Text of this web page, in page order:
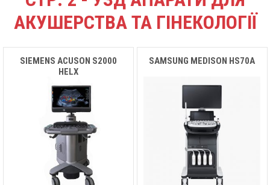
АКУШЕРСТВА ТА ГІНЕКОЛОГІЇ
SIEMENS ACUSON S2000
HELX
SAMSUNG MEDISON HS70A